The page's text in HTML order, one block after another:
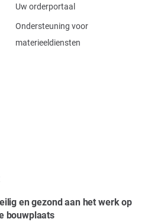
Uw orderportaal
Ondersteuning voor
materieeldiensten
en gezond aan het werk op
bouwplaats